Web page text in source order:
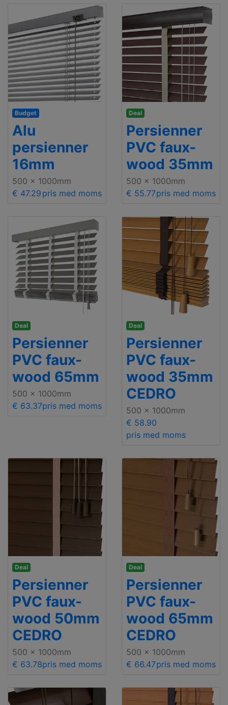
Budget
Alu
persienner
16mm
500 x 1000mm
€ 47.29 pris med moms
Deal
Persienner
PVC faux-
wood 35mm
500 x 1000mm
€ 55.77pris med moms
Deal
Persienner
PVC faux-
wood 65mm
500 x 1000mm
€ 63.37pris med moms
Deal
Persienner
PVC faux-
wood 35mm
CEDRO
500 x 1000mm
€ 58.90
pris med moms
Deal
Persienner
PVC faux-
wood 50mm
CEDRO
500 x 1000mm
€ 63.78pris med moms
Deal
Persienner
PVC faux-
wood 65mm
CEDRO
500 x 1000mm
€ 66.47pris med moms